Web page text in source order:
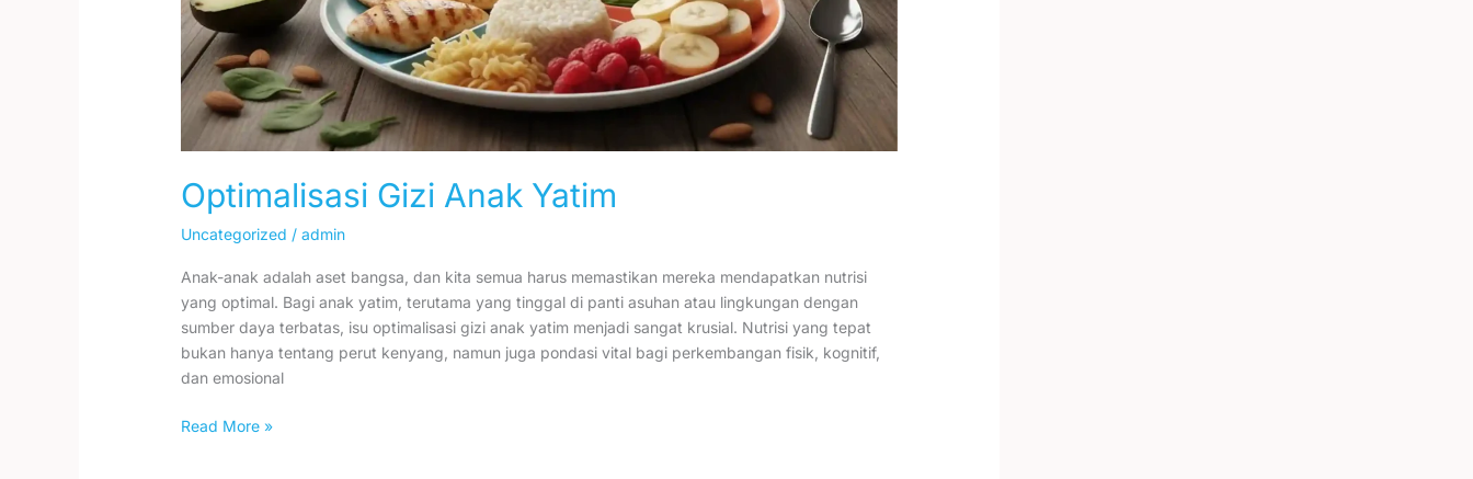
Optimalisasi Gizi Anak Yatim
Uncategorized /admin
Anak-anak adalah aset bangsa, dan kita semua harus memastikan mereka mendapatkan nutrisi
yang optimal. Bagi anak yatim, terutama yang tinggal di panti asuhan atau lingkungan dengan
sumber daya terbatas, isu optimalisasi gizi anak yatim menjadi sangat krusial. Nutrisi yang tepat
bukan hanya tentang perut kenyang, namun juga pondasi vital bagi perkembangan fisik, kognitif,
dan emosional
Read More »